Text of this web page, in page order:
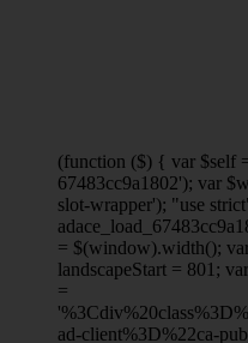
(function ($) { var $self
67483cc9a1802'); var
slot-wrapper'); "use
= $(window).width();
landscapeStart = 801;
=
ad-client%3D%22ca-